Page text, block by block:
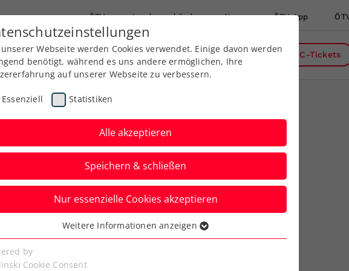
ÖTV Landesverbände News ÖTV App
Ausbildung Services Über uns Kreise DC-Tickets
Die Zukunft des
Generali Open
Webseite werden Cookies verwendet. Einige davon werden
benötigt, während es uns andere ermöglichen, Ihre
auf unserer Webseite zu verbessern.
Essenziell Statistiken
Alle akzeptieren
Speichern & schließen
Nur essenzielle Cookies akzeptieren
Cookies werden für grundlegende Funktionen der
benötigt. Dadurch ist gewährleistet, dass die Webseite
Weitere Informationen anzeigen
by
Cookie Consent